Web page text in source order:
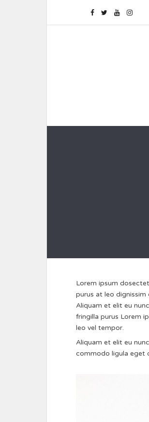
Lorem ipsum
purus at leo dignissim
Aliquam et elit eu
fringilla purus Lorem
leo vel tempor.
Aliquam et elit eu
commodo ligula eget